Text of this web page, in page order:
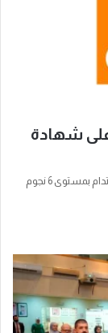
على شهادة
إنجاز عالمي لأورنج الأردن بحصولها على شهادة التميّز المستدام بمستوى 6 نجوم